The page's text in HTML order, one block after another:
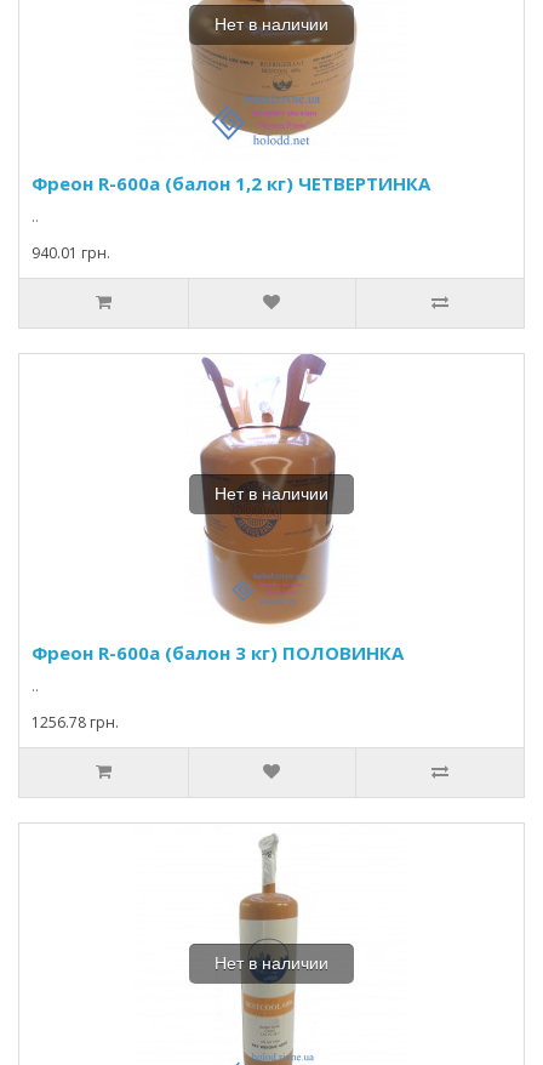
Нет в наличии
Фреон R-600а (балон 1,2 кг) ЧЕТВЕРТИНКА
..
940.01 грн.
Нет в наличии
Фреон R-600а (балон 3 кг) ПОЛОВИНКА
..
1256.78 грн.
Нет в наличии